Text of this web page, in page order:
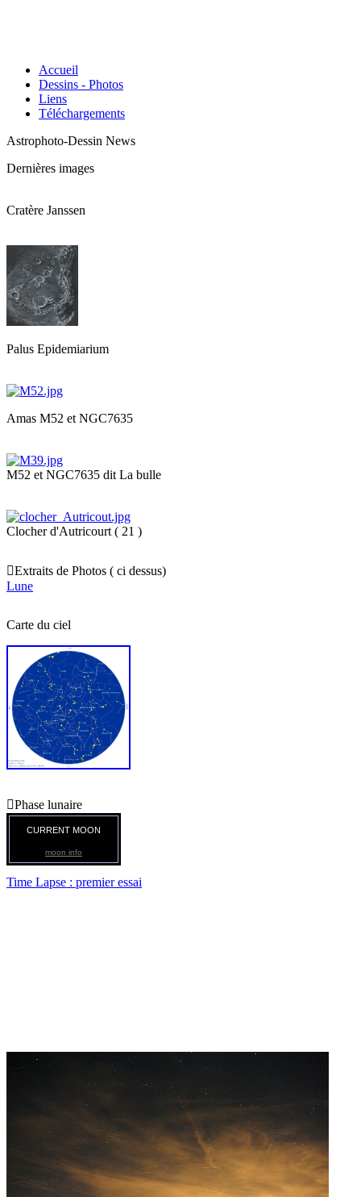
Accueil
Dessins - Photos
Liens
Téléchargements
Astrophoto-Dessin News
Dernières images
Cratère Janssen
Palus Epidemiarium
Amas M52 et NGC7635
M52 et NGC7635 dit La bulle
Clocher d'Autricourt ( 21 )
Extraits de Photos ( ci dessus)
Lune
Carte du ciel
Phase lunaire
CURRENT MOON
moon info
Time Lapse : premier essai